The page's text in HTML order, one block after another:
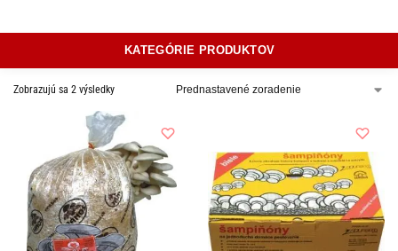
KATEGÓRIE PRODUKTOV
Zobrazujú sa 2 výsledky